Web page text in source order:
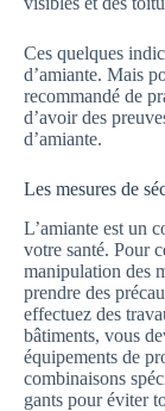
Ces quelques
d’amiante. Mais
recommandé de
d’avoir des
d’amiante.
Les mesures de
L’amiante est un
votre santé. Pour
manipulation des
prendre des
effectuez des
bâtiments, vous
équipements de
combinaisons
gants pour éviter